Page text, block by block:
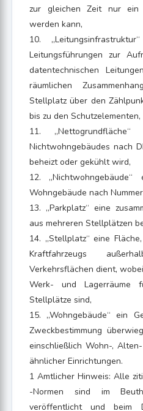
zur gleichen Zeit nur ein
werden kann,
10.
Leitungsführungen zur
datentechnischen
räumlichen
Stellplatz über den
bis zu den Schutzelementen,
11.
Nichtwohngebäudes nach
beheizt oder gekühlt wird,
12.
Wohngebäude nach
13. „Parkplatz“ eine
aus mehreren Stellplätzen
14. „Stellplatz“ eine
Kraftfahrzeugs
Verkehrsflächen dient,
Werk- und Lagerräume
Stellplätze sind,
15. „Wohngebäude“ ein
Zweckbestimmung
einschließlich Wohn-,
ähnlicher Einrichtungen.
1 Amtlicher Hinweis: Alle
-Normen sind im
veröffentlicht und beim